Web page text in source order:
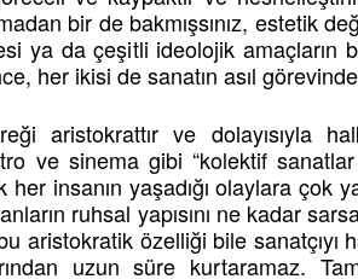
bir de bakmışsınız, estetik
ya da çeşitli ideolojik amaçların
her ikisi de sanatın asıl
aristokrattır ve dolayısıyla
ve sinema gibi “kolektif
insanın yaşadığı olaylara çok
ruhsal yapısını ne kadar
aristokratik özelliği bile
uzun süre kurtaramaz.